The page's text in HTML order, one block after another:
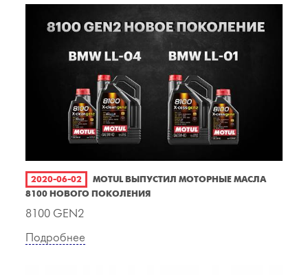
2020-06-02
MOTUL ВЫПУСТИЛ МОТОРНЫЕ МАСЛА
8100 НОВОГО ПОКОЛЕНИЯ
8100 GEN2
Подробнее